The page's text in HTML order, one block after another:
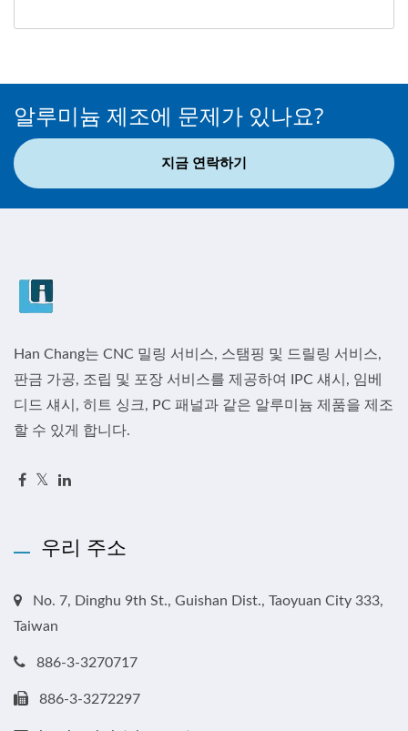
알루미늄 제조에 문제가 있나요?
지금 연락하기
Han Chang는 CNC 밀링 서비스, 스탬핑 및 드릴링 서비스,
판금 가공, 조립 및 포장 서비스를 제공하여 IPC 섀시, 임베
디드 섀시, 히트 싱크, PC 패널과 같은 알루미늄 제품을 제조
할 수 있게 합니다.
우리 주소
No. 7, Dinghu 9th St., Guishan Dist., Taoyuan City 333,
Taiwan
886-3-3270717
886-3-3272297